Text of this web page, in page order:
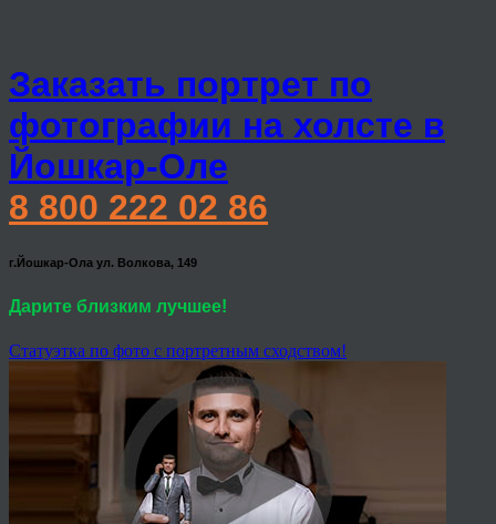
Заказать портрет по
фотографии на холсте в
Йошкар-Оле
8 800 222 02 86
г.Йошкар-Ола ул. Волкова, 149
Дарите близким лучшее!
Статуэтка по фото с портретным сходством!